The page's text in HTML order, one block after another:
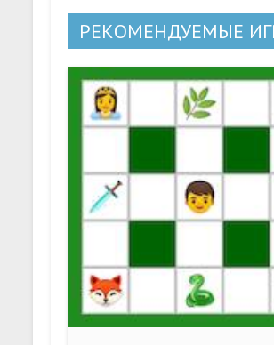
РЕКОМЕНДУЕМЫЕ